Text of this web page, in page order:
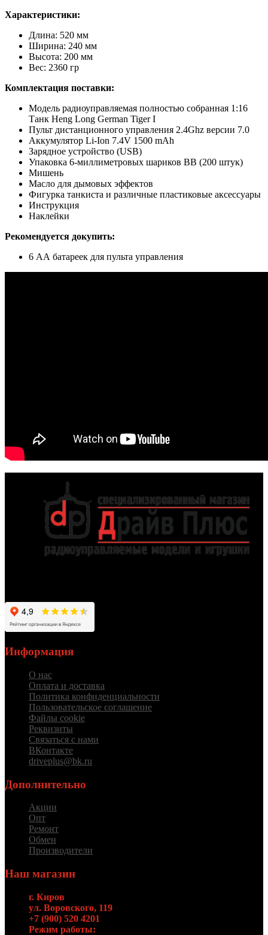
Характеристики:
Длина: 520 мм
Ширина: 240 мм
Высота: 200 мм
Вес: 2360 гр
Комплектация поставки:
Модель радиоуправляемая полностью собранная 1:16
Танк Heng Long German Tiger I
Пульт дистанционного управления 2.4Ghz версии 7.0
Аккумулятор Li-Ion 7.4V 1500 mAh
Зарядное устройство (USB)
Упаковка 6-миллиметровых шариков ВВ (200 штук)
Мишень
Масло для дымовых эффектов
Фигурка танкиста и различные пластиковые аксессуары
Инструкция
Наклейки
Рекомендуется докупить:
6 АА батареек для пульта управления
Информация
О нас
Оплата и доставка
Политика конфиденциальности
Пользовательское соглашение
Файлы cookie
Реквизиты
Связаться с нами
ВКонтакте
driveplus@bk.ru
Дополнительно
Акции
Опт
Ремонт
Обмен
Производители
Наш магазин
г. Киров
ул. Воровского, 119
+7 (900) 520 4201
Режим работы: